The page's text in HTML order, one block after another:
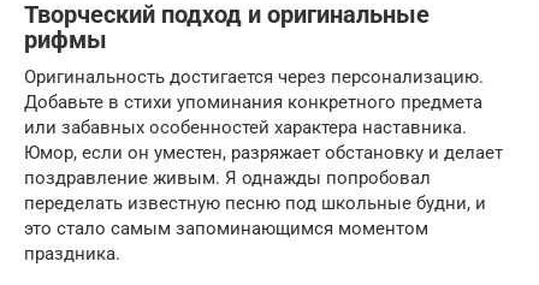
Творческий подход и оригинальные
рифмы
Оригинальность достигается через персонализацию.
Добавьте в стихи упоминания конкретного предмета
или забавных особенностей характера наставника.
Юмор, если он уместен, разряжает обстановку и делает
поздравление живым. Я однажды попробовал
переделать известную песню под школьные будни, и
это стало самым запоминающимся моментом
праздника.